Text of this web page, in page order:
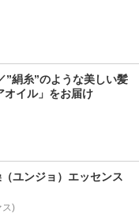
”絹糸”のような美しい髪
オイル」をお届け
ユンジョ）エッセンス
ス)